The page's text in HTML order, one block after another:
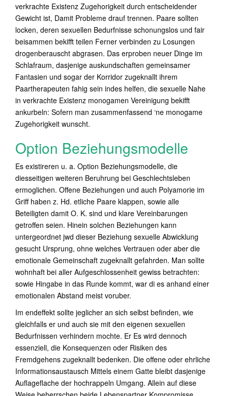
verkrachte Existenz Zugehorigkeit durch entscheidender
Gewicht ist, Damit Probleme drauf trennen. Paare sollten
locken, deren sexuellen Bedurfnisse schonungslos und fair
beisammen bekifft teilen Ferner verbinden zu Losungen
drogenberauscht abgrasen. Das erproben neuer Dinge im
Schlafraum, dasjenige auskundschaften gemeinsamer
Fantasien und sogar der Korridor zugeknallt ihrem
Paartherapeuten fahig sein indes helfen, die sexuelle Nahe
in verkrachte Existenz monogamen Vereinigung bekifft
ankurbeln: Sofern man zusammenfassend ‘ne monogame
Zugehorigkeit wunscht.
Option Beziehungsmodelle
Es existireren u. a. Option Beziehungsmodelle, die
diesseitigen weiteren Beruhrung bei Geschlechtsleben
ermoglichen. Offene Beziehungen und auch Polyamorie im
Griff haben z. Hd. etliche Paare klappen, sowie alle
Beteiligten damit O. K. sind und klare Vereinbarungen
getroffen seien. Hinein solchen Beziehungen kann
untergeordnet jwd dieser Beziehung sexuelle Abwicklung
gesucht Ursprung, ohne welches Vertrauen oder aber die
emotionale Gemeinschaft zugeknallt gefahrden. Man sollte
wohnhaft bei aller Aufgeschlossenheit gewiss betrachten:
sowie Hingabe in das Runde kommt, war di es anhand einer
emotionalen Abstand meist voruber.
Im endeffekt sollte jeglicher an sich selbst befinden, wie
gleichfalls er und auch sie mit den eigenen sexuellen
Bedurfnissen verhindern mochte. Er Es wird dennoch
essenziell, die Konsequenzen oder Risiken des
Fremdgehens zugeknallt bedenken. Die offene oder ehrliche
Informationsaustausch Mittels einem Gatte bleibt dasjenige
Auflageflache der hochrappeln Umgang. Allein auf diese